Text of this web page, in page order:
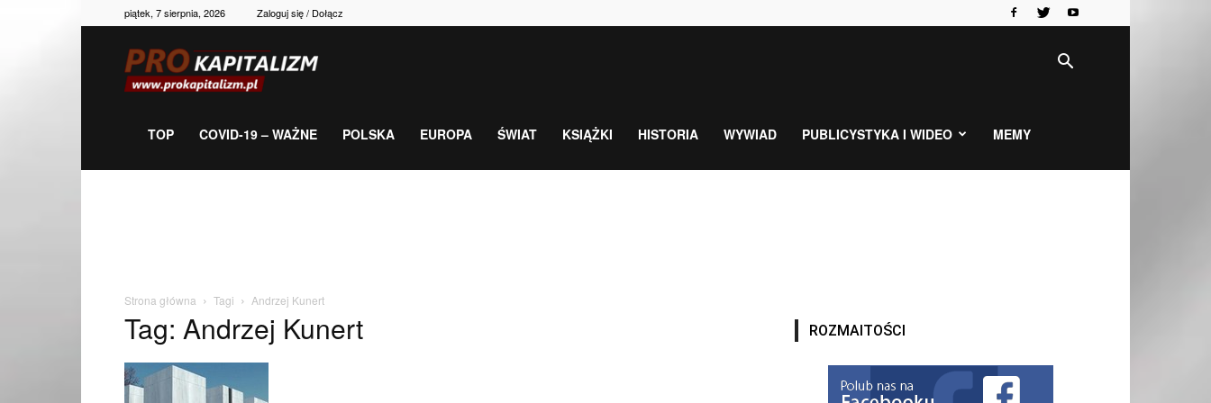
piątek, 7 sierpnia, 2026 Zaloguj się / Dołącz
gospodarka,
TOP COVID-19 – WAŻNE POLSKA EUROPA ŚWIAT KSIĄŻKI HISTORIA WYWIAD PUBLICYSTYKA I WIDEO MEMY
Strona główna Tagi Andrzej Kunert
Tag: Andrzej Kunert ROZMAITOŚCI